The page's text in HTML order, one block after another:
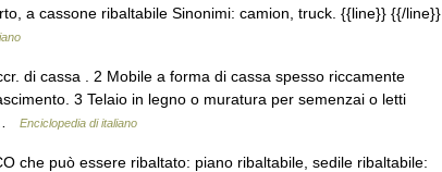
a cassone ribaltabile Sinonimi: camion, truck. {{line}} {{/line}}
di cassa . 2 Mobile a forma di cassa spesso riccamente
3 Telaio in legno o muratura per semenzai o letti
Enciclopedia di italiano
che può essere ribaltato: piano ribaltabile, sedile ribaltabile: